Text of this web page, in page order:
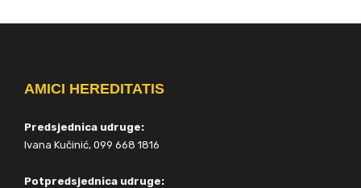
AMICI HEREDITATIS
Predsjednica udruge:
Ivana Kučinić, 099 668 1816
Potpredsjednica udruge: